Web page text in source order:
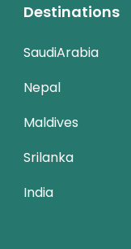
Destinations
SaudiArabia
Nepal
Maldives
Srilanka
India